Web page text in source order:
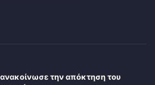
την απόκτηση του